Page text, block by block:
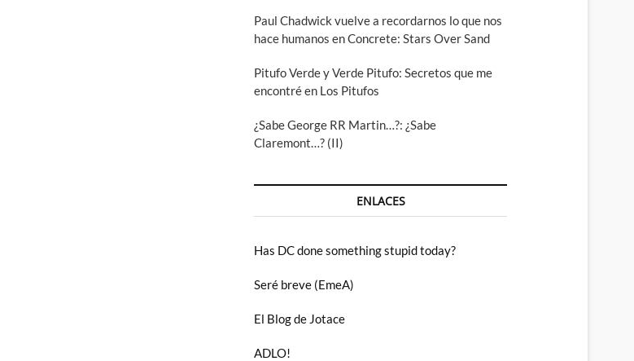
Paul Chadwick vuelve a recordarnos lo que nos
hace humanos en Concrete: Stars Over Sand
Pitufo Verde y Verde Pitufo: Secretos que me
encontré en Los Pitufos
¿Sabe George RR Martin…?: ¿Sabe
Claremont…? (II)
ENLACES
Has DC done something stupid today?
Seré breve (EmeA)
El Blog de Jotace
ADLO!